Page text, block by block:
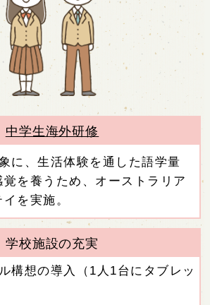
中学生海外研修
に、生活体験を通した語学量
を養うため、オーストラリア
を実施。
学校施設の充実
構想の導入（1人1台にタブレッ